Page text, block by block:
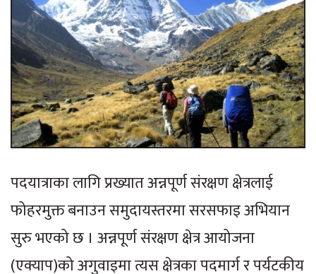
पदयात्राका लागि प्रख्यात अन्नपूर्ण संरक्षण क्षेत्रलाई
फोहरमुक्त बनाउन समुदायस्तरमा सरसफाइ अभियान
सुरु भएको छ । अन्नपूर्ण संरक्षण क्षेत्र आयोजना
(एक्याप)को अगुवाइमा त्यस क्षेत्रका पदमार्ग र पर्यटकीय